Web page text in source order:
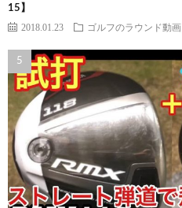
15】
2018.01.23 ゴルフのラウンド動画